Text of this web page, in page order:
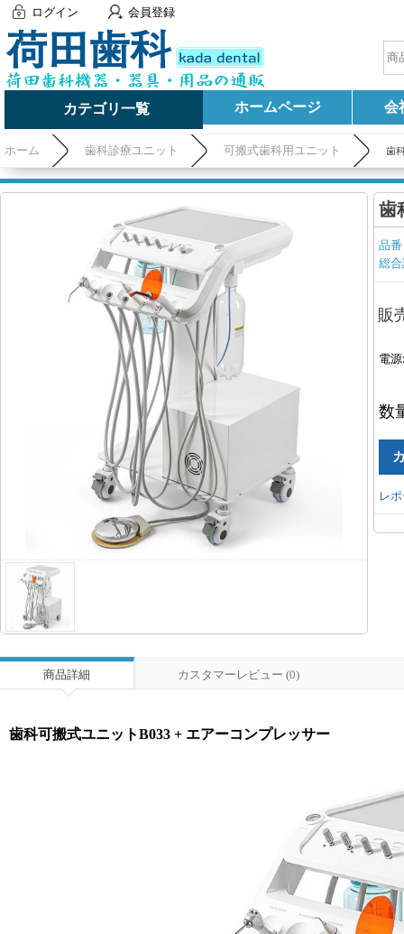
ログイン 会員登録
カテゴリ一覧 ホームページ 会
ホーム 歯科診療ユニット 可搬式歯科用ユニット 歯
歯
品
総
販
電源:
数
レ
商品詳細 カスタマーレビュー (0)
歯科可搬式ユニットB033 + エアーコンプレッサー